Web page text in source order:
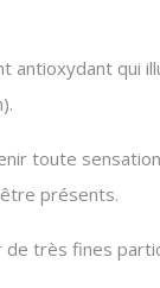
antioxydant qui
toute
présents.
très fines